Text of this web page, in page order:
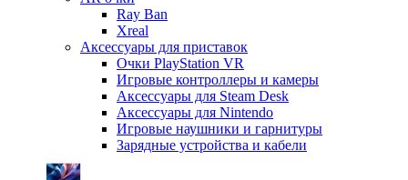
Ray Ban
Xreal
Аксессуары для приставок
Очки PlayStation VR
Игровые контроллеры и камеры
Аксессуары для Steam Desk
Аксессуары для Nintendo
Игровые наушники и гарнитуры
Зарядные устройства и кабели